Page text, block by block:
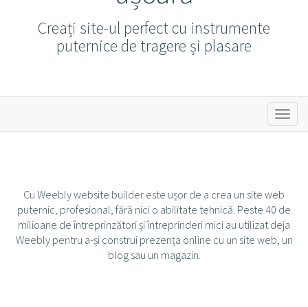
Creați site-ul perfect cu instrumente
puternice de tragere și plasare
Cu Weebly website builder este ușor de a crea un site web
puternic, profesional, fără nici o abilitate tehnică. Peste 40 de
milioane de întreprinzători și întreprinderi mici au utilizat deja
Weebly pentru a-și construi prezența online cu un site web, un
blog sau un magazin.